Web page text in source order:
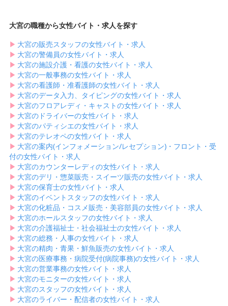
大宮の職種から女性バイト・求人を探す
▶︎ 大宮の販売スタッフの女性バイト・求人
▶︎ 大宮の警備員の女性バイト・求人
▶︎ 大宮の施設介護・看護の女性バイト・求人
▶︎ 大宮の一般事務の女性バイト・求人
▶︎ 大宮の看護師・准看護師の女性バイト・求人
▶︎ 大宮のデータ入力、タイピングの女性バイト・求人
▶︎ 大宮のフロアレディ・キャストの女性バイト・求人
▶︎ 大宮のドライバーの女性バイト・求人
▶︎ 大宮のパティシエの女性バイト・求人
▶︎ 大宮のテレオペの女性バイト・求人
▶︎ 大宮の案内(インフォメーション/レセプション)・フロント・受
付の女性バイト・求人
▶︎ 大宮のカウンターレディの女性バイト・求人
▶︎ 大宮のデリ・惣菜販売・スイーツ販売の女性バイト・求人
▶︎ 大宮の保育士の女性バイト・求人
▶︎ 大宮のイベントスタッフの女性バイト・求人
▶︎ 大宮の化粧品・コスメ販売・美容部員の女性バイト・求人
▶︎ 大宮のホールスタッフの女性バイト・求人
▶︎ 大宮の介護福祉士・社会福祉士の女性バイト・求人
▶︎ 大宮の総務・人事の女性バイト・求人
▶︎ 大宮の精肉・青果・鮮魚販売の女性バイト・求人
▶︎ 大宮の医療事務・病院受付(病院事務)の女性バイト・求人
▶︎ 大宮の営業事務の女性バイト・求人
▶︎ 大宮のモニターの女性バイト・求人
▶︎ 大宮のスタッフの女性バイト・求人
▶︎ 大宮のライバー・配信者の女性バイト・求人